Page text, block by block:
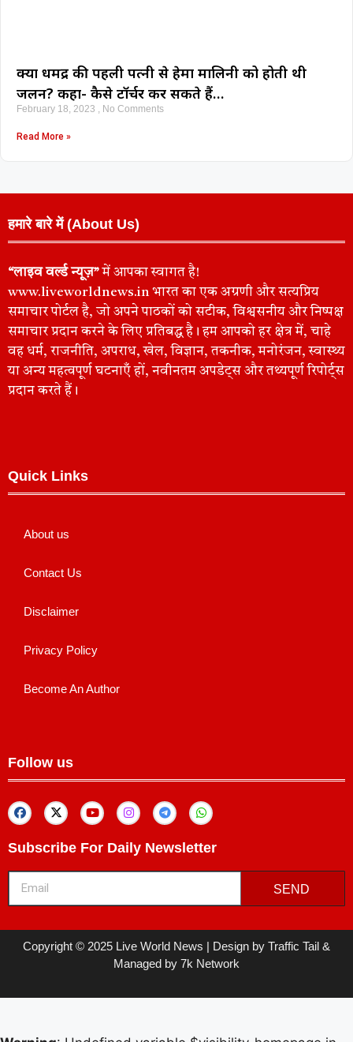
क्या धर्मेंद्र की पहली पत्नी से हेमा मालिनी को होती थी
जलन? कहा- कैसे टॉर्चर कर सकते हैं…
February 18, 2023 No Comments
Read More »
हमारे बारे में (About Us)
“लाइव वर्ल्ड न्यूज़”में आपका स्वागत है!
www.liveworldnews.in भारत का एक अग्रणी और सत्यप्रिय
समाचार पोर्टल है, जो अपने पाठकों को सटीक, विश्वसनीय और निष्पक्ष
समाचार प्रदान करने के लिए प्रतिबद्ध है। हम आपको हर क्षेत्र में, चाहे
वह धर्म, राजनीति, अपराध, खेल, विज्ञान, तकनीक, मनोरंजन, स्वास्थ्य
या अन्य महत्वपूर्ण घटनाएँ हों, नवीनतम अपडेट्स और तथ्यपूर्ण रिपोर्ट्स
प्रदान करते हैं।
Quick Links
About us
Contact Us
Disclaimer
Privacy Policy
Become An Author
Follow us
Subscribe For Daily Newsletter
SEND
Copyright © 2025 Live World News | Design by Traffic Tail &
Managed by 7k Network